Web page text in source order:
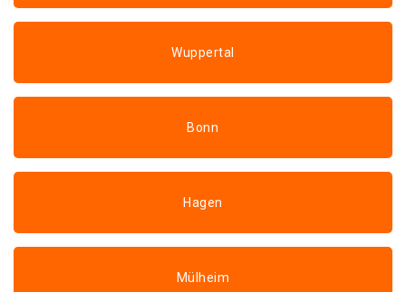
Wuppertal
Bonn
Hagen
Mülheim